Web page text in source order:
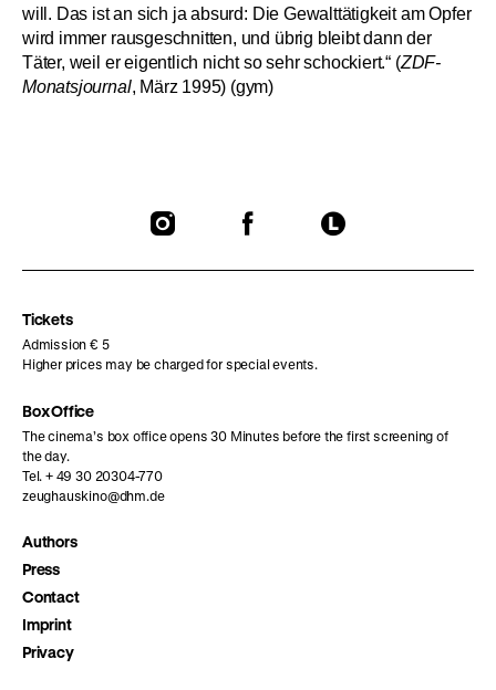
will. Das ist an sich ja absurd: Die Gewalttätigkeit am Opfer
wird immer rausgeschnitten, und übrig bleibt dann der
Täter, weil er eigentlich nicht so sehr schockiert.“ (ZDF-
Monatsjournal, März 1995) (gym)
To
To
To
Tickets
Admission € 5
Higher prices may be charged for special events.
Box Office
The cinema’s box office opens 30 Minutes before the first screening of
the day.
Tel. + 49 30 20304-770
zeughauskino@dhm.de
Authors
Press
Contact
Imprint
Privacy